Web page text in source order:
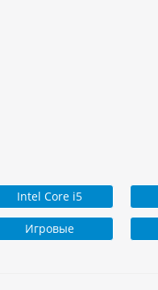
Intel Core i5
Игровые